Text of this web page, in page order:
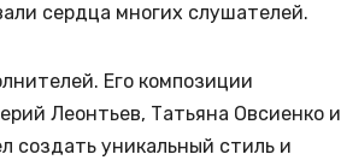
сердца многих слушателей.
Его композиции
Леонтьев, Татьяна Овсиенко и
создать уникальный стиль и